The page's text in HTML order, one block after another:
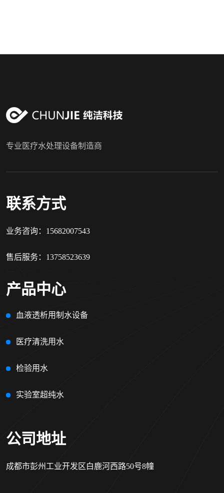
专业医疗水处理设备制造商
联系方式
业务咨询：15682007543
售后服务：13758523639
产品中心
血液透析用制水设备
医疗清洗用水
检验用水
实验室超纯水
公司地址
成都市彭州工业开发区白鹿河西路50号8幢